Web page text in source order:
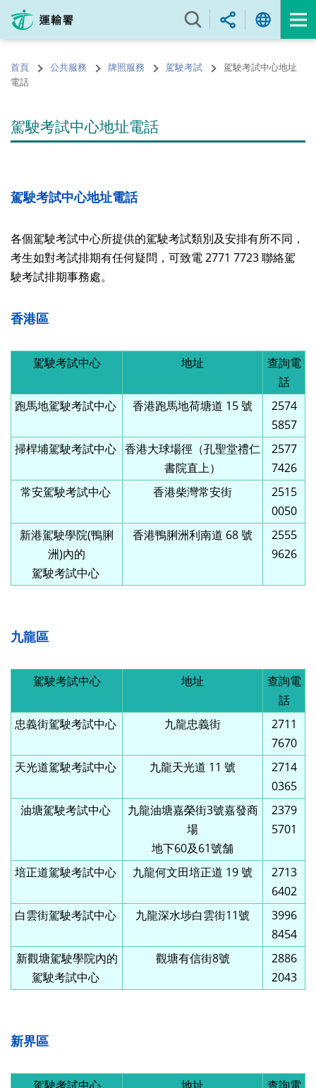
內
的首頁 公共服務 牌照服務 駕駛考試
駕駛考試中心地址
電話
駕駛考試中心地址電話
駕駛考試中心地址電話
各個駕駛考試中心所提供的駕駛考試類別及安排有所不同，
考生如對考試排期有任何疑問，可致電 2771 7723 聯絡駕
駛考試排期事務處。
香港區
駕駛考試中心 地址
查詢電
話
跑馬地駕駛考試中心
香港跑馬地荷塘道 15 號
2574
5857
掃桿埔駕駛考試中心 香港大球場徑（孔聖堂禮仁
書院直上）
2577
7426
常安駕駛考試中心
香港柴灣常安街
2515
0050
新港駕駛學院(鴨脷
洲)內的
駕駛考試中心
香港鴨脷洲利南道 68 號
2555
9626
九龍區
駕駛考試中心 地址
查詢電
話
忠義街駕駛考試中心
九龍忠義街
2711
7670
天光道駕駛考試中心
九龍天光道 11 號
2714
0365
油塘駕駛考試中心
九龍油塘嘉榮街3號嘉發商
場
地下60及61號舗
2379
5701
培正道駕駛考試中心 九龍何文田培正道 19 號
2713
6402
白雲街駕駛考試中心
九龍深水埗白雲街11號
3996
8454
新觀塘駕駛學院內的
駕駛考試中心
觀塘有信街8號
2886
2043
新界區